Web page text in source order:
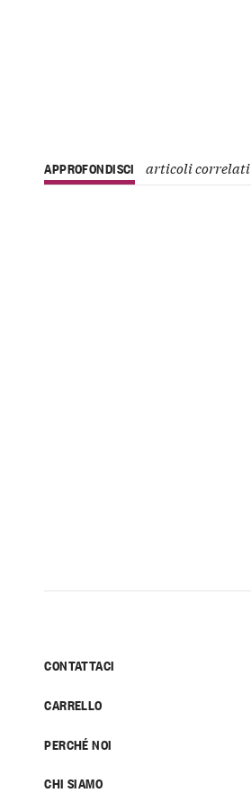
APPROFONDISCI articoli correlati
CONTATTACI
CARRELLO
PERCHÉ NOI
CHI SIAMO